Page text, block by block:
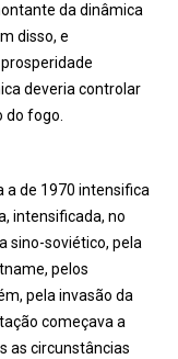
da dinâmica
disso, e
deveria controlar
fogo.
a de 1970 intensifica
intensificada, no
sino-soviético, pela
pelos
pela invasão da
começava a
as circunstâncias